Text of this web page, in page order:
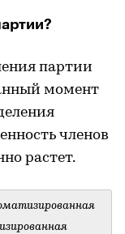
партии
момент
членов
растет.